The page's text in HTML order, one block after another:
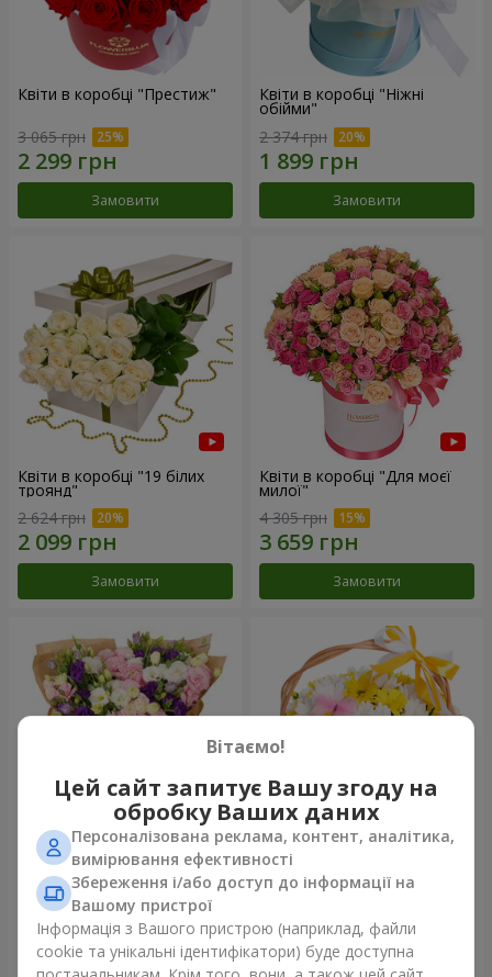
Квіти в коробці "Престиж"
3 065 грн
Замовити
Квіти в коробці "Ніжні
обійми"
2 374 грн
Замовити
Квіти в коробці "19 білих
троянд"
2 624 грн
Замовити
Квіти в коробці "Для моєї
милої"
4 305 грн
Замовити
15 різнокольорових еустом
3 332 грн
Замовити
Кошик "Сонечко"
Замовити
Вітаємо!
Цей сайт запитує Вашу згоду на
обробку Ваших даних
Персоналізована реклама, контент, аналітика,
вимірювання ефективності
Збереження і/або доступ до інформації на
Вашому пристрої
Інформація з Вашого пристрою (наприклад, файли
cookie та унікальні ідентифікатори) буде доступна